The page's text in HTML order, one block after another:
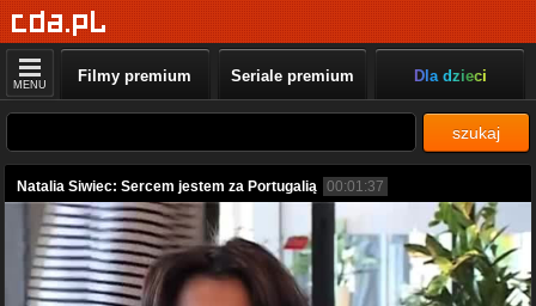
MENU Filmy premium Seriale premium Dla dzieci
szukaj
Natalia Siwiec: Sercem jestem za Portugalią 00:01:37